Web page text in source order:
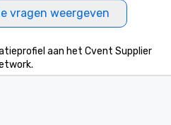
vragen weergeven
aan het Cvent Supplier